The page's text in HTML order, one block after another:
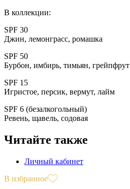
В коллекции:
SPF 30
Джин, лемонграсс, ромашка
SPF 50
Бурбон, имбирь, тимьян, грейпфрут
SPF 15
Игристое, персик, вермут, лайм
SPF 6 (безалкогольный)
Ревень, щавель, содовая
Читайте также
Личный кабинет
В избранное